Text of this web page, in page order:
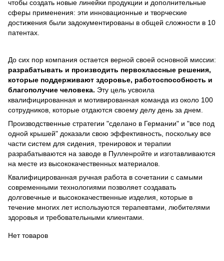
чтобы создать новые линейки продукции и дополнительные
сферы применения: эти инновационные и творческие
достижения были задокументированы в общей сложности в 10
патентах.
До сих пор компания остается верной своей основной миссии:
разрабатывать и производить первоклассные решения,
которые поддерживают здоровье, работоспособность и
благополучие человека. Эту цель усвоила
квалифицированная и мотивированная команда из около 100
сотрудников, которые отдаются своему делу день за днем.
Производственные стратегии "сделано в Германии" и "все под
одной крышей" доказали свою эффективность, поскольку все
части систем для сидения, тренировок и терапии
разрабатываются на заводе в Пулленройте и изготавливаются
на месте из высококачественных материалов.
Квалифицированная ручная работа в сочетании с самыми
современными технологиями позволяет создавать
долговечные и высококачественные изделия, которые в
течение многих лет используются терапевтами, любителями
здоровья и требовательными клиентами.
Нет товаров